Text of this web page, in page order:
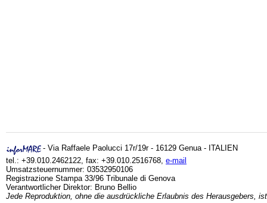
- Via Raffaele Paolucci 17r/19r - 16129 Genua - ITALIEN
tel.: +39.010.2462122, fax: +39.010.2516768, e-mail
Umsatzsteuernummer: 03532950106
Registrazione Stampa 33/96 Tribunale di Genova
Verantwortlicher Direktor: Bruno Bellio
Jede Reproduktion, ohne die ausdrückliche Erlaubnis des Herausgebers,